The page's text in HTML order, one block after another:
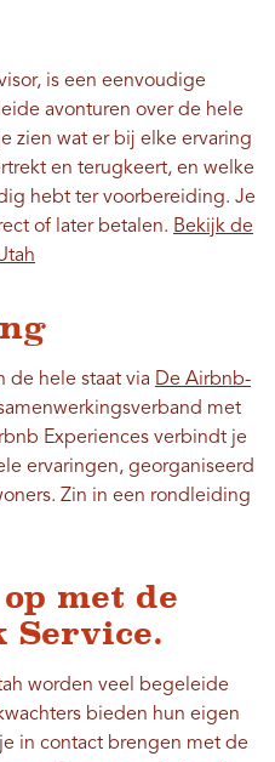
is een eenvoudige
avonturen over de hele
zien wat er bij elke ervaring
en terugkeert, en welke
hebt ter voorbereiding. Je
of later betalen. Bekijk de
hele staat via De Airbnb-
met
Experiences verbindt je
ervaringen, georganiseerd
Zin in een rondleiding
met de
Service.
worden veel begeleide
bieden hun eigen
in contact brengen met de